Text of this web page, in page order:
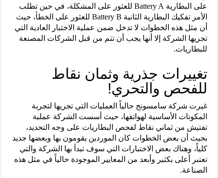
على البطارية Battery A للعثور على المشكلة، في حين تطلب
الأمر تفكيك البطارية الثانية Battery B للعثور على الخطأ، حيث
أن مثل هذه الخطوات لا تدخل ضمن عملية الاختبار العادية التي
تجريها الشركة إلا أنها يجب أن تتم من قبل الشركات المصنعة
للبطاريات.
تغييرات جذرية وثمان نقاط
للفحص والتحري!
غيرت شركة سامسونج حالياً العمليات التي تجريها لتجربة
المكونات الأساسية لهواتفها، حيث أسست الشركة عملية
تفتيش من ثماني نقاط لفحص البطاريات على وجه التحديد،
بحيث أن بعض الخطوات كان الموردين يقومون بها وبعضها جديد
كلياً، وهناك بعض الاختبارات التي سوف تبدأ بها الشركة والتي
تعتبر أعلى بكثير وأبعد من المعايير الموجودة حالياً في مثل هذه
الصناعة.